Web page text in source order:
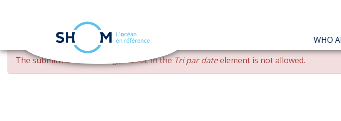
Skip
main
WHO
ERROR
MESSAGE
The submitted value changed DESCin theTri par dateelement is not allowed.